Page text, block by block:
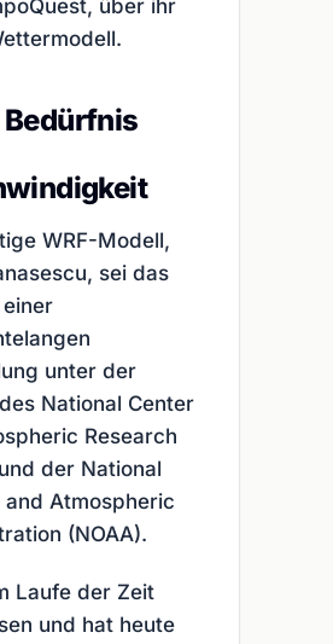
über ihr
Bedürfnis
WRF-Modell,
sei das
unter der
National Center
Research
der National
and Atmospheric
(NOAA).
Laufe der Zeit
und hat heute